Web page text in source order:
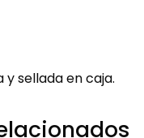
y sellada en caja.